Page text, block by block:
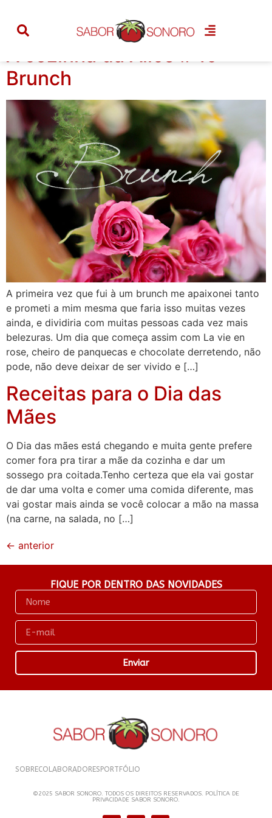
Categoria:almoço
A cozinha da Alice # 19 –
Brunch
A primeira vez que fui à um brunch me apaixonei tanto
e prometi a mim mesma que faria isso muitas vezes
ainda, e dividiria com muitas pessoas cada vez mais
belezuras. Um dia que começa assim com La vie en
rose, cheiro de panquecas e chocolate derretendo, não
pode, não deve deixar de ser vivido e […]
Receitas para o Dia das
Mães
O Dia das mães está chegando e muita gente prefere
comer fora pra tirar a mãe da cozinha e dar um
sossego pra coitada.Tenho certeza que ela vai gostar
de dar uma volta e comer uma comida diferente, mas
vai gostar mais ainda se você colocar a mão na massa
(na carne, na salada, no […]
← anterior
FIQUE POR DENTRO DAS NOVIDADES
Enviar
SOBRECOLABORADORES PORTFÓLIO
©2025 SABOR SONORO. TODOS OS DIREITOS RESERVADOS. POLÍTICA DE
PRIVACIDADE SABOR SONORO.